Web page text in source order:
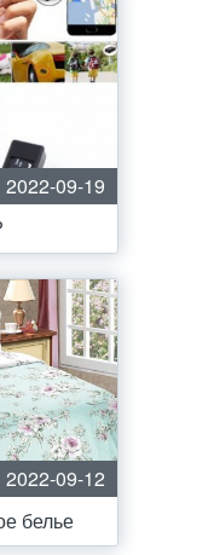
2022-09-19
2022-09-12
белье